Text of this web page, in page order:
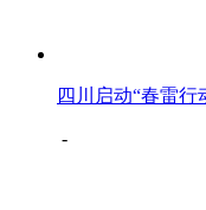
四川启动“春雷行
-